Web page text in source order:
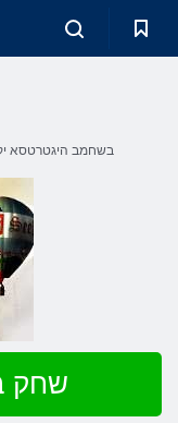
בשחמב היגטרטסא
שחק